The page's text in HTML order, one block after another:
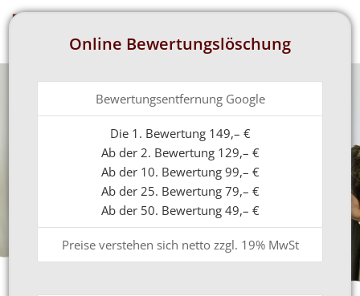
Online Bewertungslöschung
Bewertungsentfernung Google
Die 1. Bewertung 149,– €
Ab der 2. Bewertung 129,– €
Ab der 10. Bewertung 99,– €
Ab der 25. Bewertung 79,– €
Ab der 50. Bewertung 49,– €
Preise verstehen sich netto zzgl. 19% MwSt